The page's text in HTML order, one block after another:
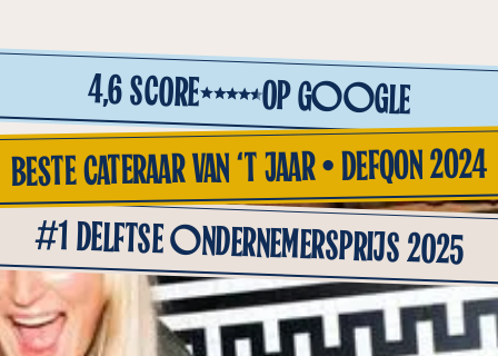
4,6 SCORE OPGOOGLE
BESTE CATERAAR VAN ‘T JAAR • DEFQON 2024
#1 DELFTSE ONDERNEMERSPRIJS 2025